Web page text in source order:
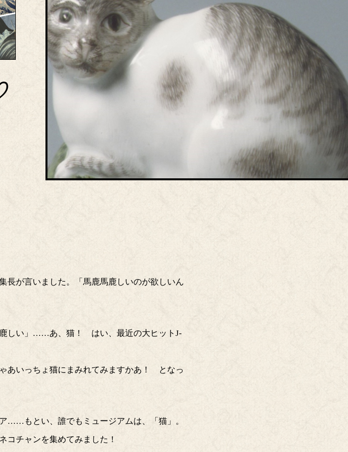
長が言いました。「馬鹿馬鹿しいのが欲しいん
しい」……あ、猫！ はい、最近の大ヒットJ-
あいっちょ猫にまみれてみますかあ！ となっ
……もとい、誰でもミュージアムは、「猫」。
コチャンを集めてみました！